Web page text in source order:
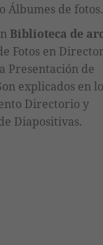
Álbumes de fotos.
Biblioteca de
Fotos en
Presentación de
explicados en
Directorio y
Diapositivas.